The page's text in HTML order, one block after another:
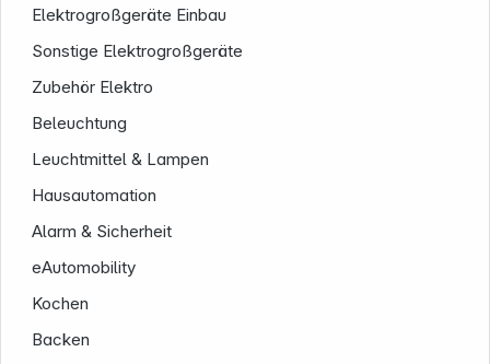
Elektrogroßgeräte Einbau
Sonstige Elektrogroßgeräte
Zubehör Elektro
Beleuchtung
Leuchtmittel & Lampen
Hausautomation
Alarm & Sicherheit
eAutomobility
Kochen
Backen
Service